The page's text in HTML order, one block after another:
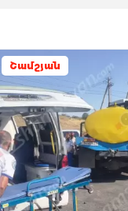
Շամշյան